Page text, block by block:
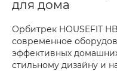
для дома
Орбитрек HOUSEFIT
современное
эффективных
стильному дизайну и